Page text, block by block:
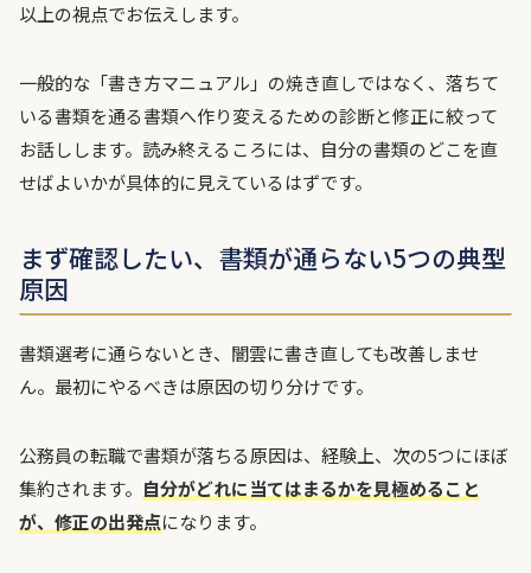
以上の視点でお伝えします。
一般的な「書き方マニュアル」の焼き直しではなく、落ちて
いる書類を通る書類へ作り変えるための診断と修正に絞って
お話しします。読み終えるころには、自分の書類のどこを直
せばよいかが具体的に見えているはずです。
まず確認したい、書類が通らない5つの典型
原因
書類選考に通らないとき、闇雲に書き直しても改善しませ
ん。最初にやるべきは原因の切り分けです。
公務員の転職で書類が落ちる原因は、経験上、次の5つにほぼ
集約されます。 自分がどれに当てはまるかを見極めること
が、修正の出発点になります。